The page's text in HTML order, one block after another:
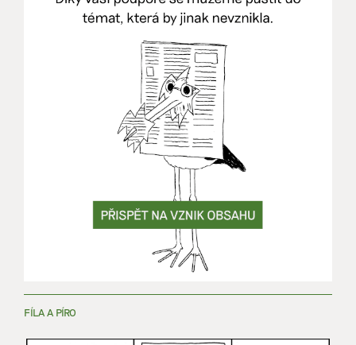
FÍLA A PÍRO